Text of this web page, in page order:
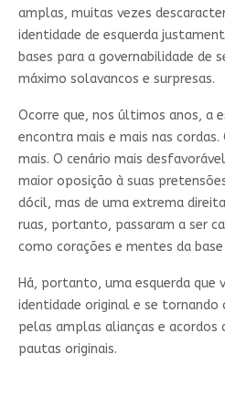
amplas, muitas vezes
identidade de esquerda
bases para a governabilidade de
máximo solavancos e surpresas.
Ocorre que, nos últimos anos, a
encontra mais e mais nas cordas.
mais. O cenário mais
maior oposição à suas
dócil, mas de uma extrema
ruas, portanto, passaram a ser
como corações e mentes da
Há, portanto, uma esquerda que
identidade original e se tornando
pelas amplas alianças e acordos
pautas originais.